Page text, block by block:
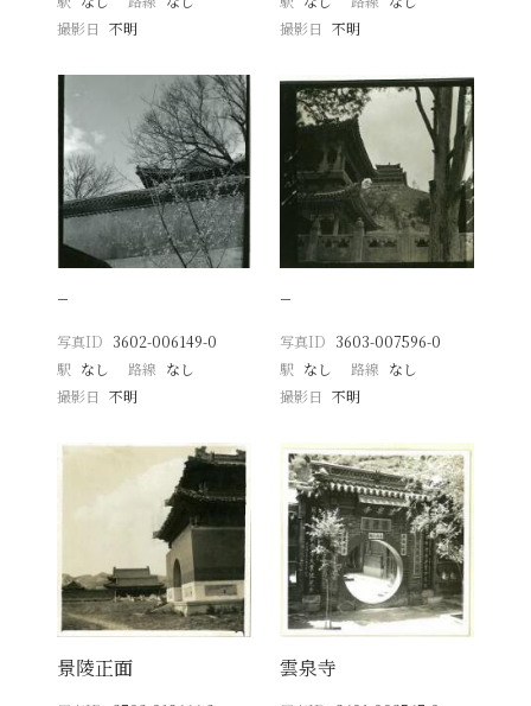
撮影日
不明
撮影日 不明
−
写真ID 3602-006149-0
駅 なし 路線 なし
撮影日
不明
−
写真ID 3603-007596-0
駅 なし 路線 なし
撮影日 不明
景陵正面 雲泉寺